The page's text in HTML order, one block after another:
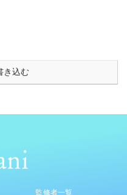
き込む
監修者一覧